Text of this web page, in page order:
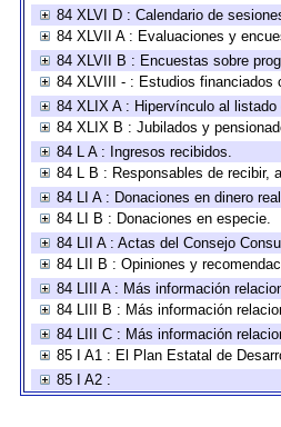
84 XLVI D : Calendario de
84 XLVII A : Evaluaciones y
84 XLVII B : Encuestas sobre
84 XLVIII - : Estudios financiados
84 XLIX A : Hipervínculo al
84 XLIX B : Jubilados y
84 L A : Ingresos recibidos.
84 L B : Responsables de recibir,
84 LI A : Donaciones en dinero
84 LI B : Donaciones en especie.
84 LII A : Actas del Consejo
84 LII B : Opiniones y
84 LIII A : Más información
84 LIII B : Más información
84 LIII C : Más información
85 I A1 : El Plan Estatal de
85 I A2 :